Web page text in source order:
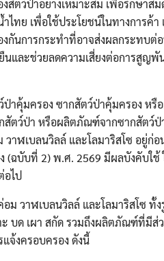
ตว์ป่าอย่างเหมาะสม เพื่อรักษาส
ไทย เพื่อใช้ประโยชน์ในทางการค้
กันการกระทำที่อาจส่งผลกระทบต่
และช่วยลดความเสี่ยงต่อการสูญพั
ป่าคุ้มครอง ซากสัตว์ป่าคุ้มครอง ห
สัตว์ป่า หรือผลิตภัณฑ์จากซากสัตว์ป่
าฬเบลนวิลล์ และโลมาริสโซ อยู่ก่
(ฉบับที่ 2) พ.ศ. 2569 มีผลบังคับใช้
อไป
ม วาฬเบลนวิลล์ และโลมาริสโซ ทั้
บด เผา สกัด รวมถึงผลิตภัณฑ์ที่มีส่
จ้งครอบครอง ดังนี้